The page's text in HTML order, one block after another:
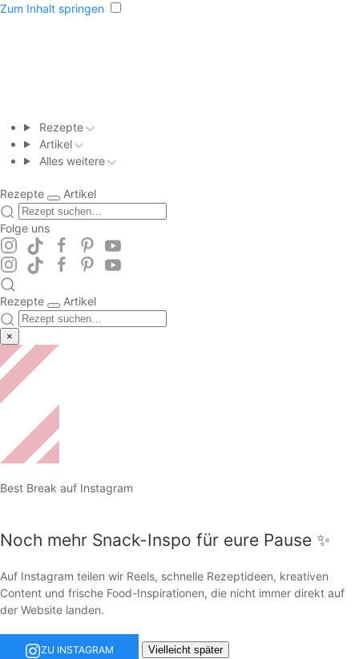
Zum Inhalt springen
Rezepte
Artikel
Alles weitere
Rezepte Artikel
Folge uns
Rezepte Artikel
×
Best Break auf Instagram
Noch mehr Snack-Inspo für eure Pause ✨
Auf Instagram teilen wir Reels, schnelle Rezeptideen, kreativen
Content und frische Food-Inspirationen, die nicht immer direkt auf
der Website landen.
ZU INSTAGRAM Vielleicht später